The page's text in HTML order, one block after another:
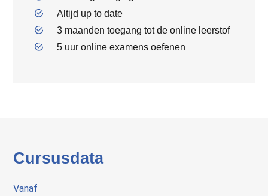
Altijd up to date
3 maanden toegang tot de online leerstof
5 uur online examens oefenen
Cursusdata
Vanaf